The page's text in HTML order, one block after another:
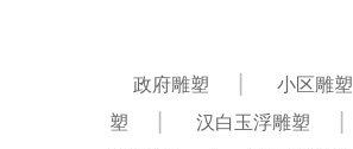
政府雕塑 小区雕塑
塑
汉白玉浮雕塑